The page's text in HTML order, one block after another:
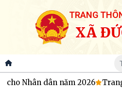
TRANG
XÃ
dân năm 2026 Trang trọng